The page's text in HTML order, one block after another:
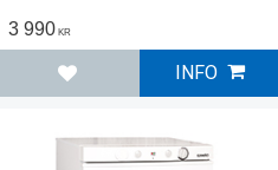
3 990 KR
Lägg till i favoriter
INFO